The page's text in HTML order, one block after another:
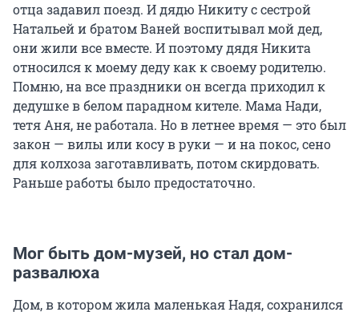
отца задавил поезд. И дядю Никиту с сестрой
Натальей и братом Ваней воспитывал мой дед,
они жили все вместе. И поэтому дядя Никита
относился к моему деду как к своему родителю.
Помню, на все праздники он всегда приходил к
дедушке в белом парадном кителе. Мама Нади,
тетя Аня, не работала. Но в летнее время — это был
закон — вилы или косу в руки — и на покос, сено
для колхоза заготавливать, потом скирдовать.
Раньше работы было предостаточно.
Мог быть дом-музей, но стал дом-
развалюха
Дом, в котором жила маленькая Надя, сохранился